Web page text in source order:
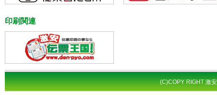
印刷関連
(C)COPY RIGHT 激